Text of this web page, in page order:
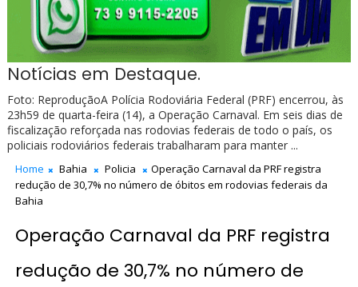
Notícias em Destaque.
Foto: ReproduçãoA Polícia Rodoviária Federal (PRF) encerrou, às
23h59 de quarta-feira (14), a Operação Carnaval. Em seis dias de
fiscalização reforçada nas rodovias federais de todo o país, os
policiais rodoviários federais trabalharam para manter ...
Home Bahia Policia
Operação Carnaval da PRF registra
redução de 30,7% no número de óbitos em rodovias federais da
Bahia
Operação Carnaval da PRF registra
redução de 30,7% no número de